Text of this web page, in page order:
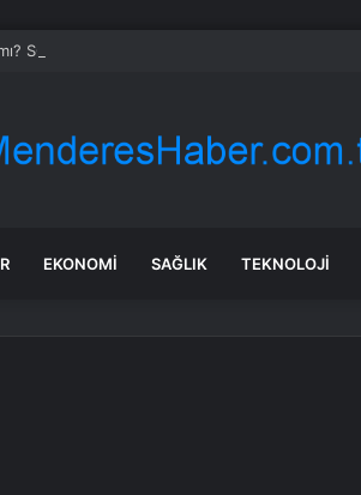
SON DAKİKA! 22 Temmuz Çarşamba hangi
EKONOMI SAĞLIK TEKNOLOJI